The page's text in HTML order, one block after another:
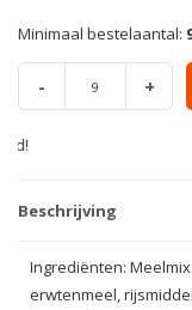
Minimaal bestelaantal:
- +
Beschrijving
Ingrediënten:
erwtenmeel,